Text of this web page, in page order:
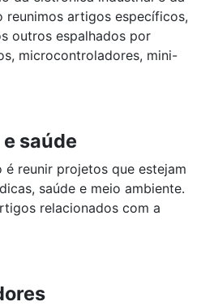
reunimos artigos específicos,
outros espalhados por
microcontroladores, mini-
saúde
reunir projetos que estejam
saúde e meio ambiente.
relacionados com a